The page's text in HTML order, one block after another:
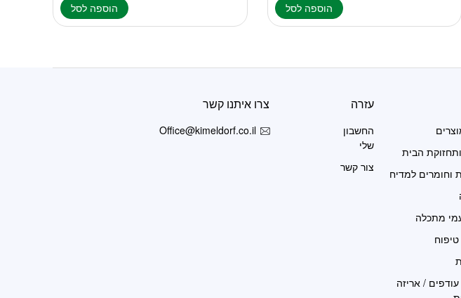
הוספה לסל הוספה לסל
ותחזוקת הבית
וחומרים למדיח
מתכלה
עודפים / אריזה
עזרה
החשבון
שלי
צור קשר
צרו איתנו קשר
Office@kimeldorf.co.il